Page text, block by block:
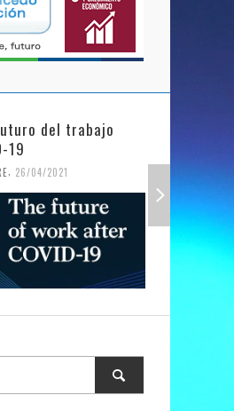
del trabajo
19
26/04/2021